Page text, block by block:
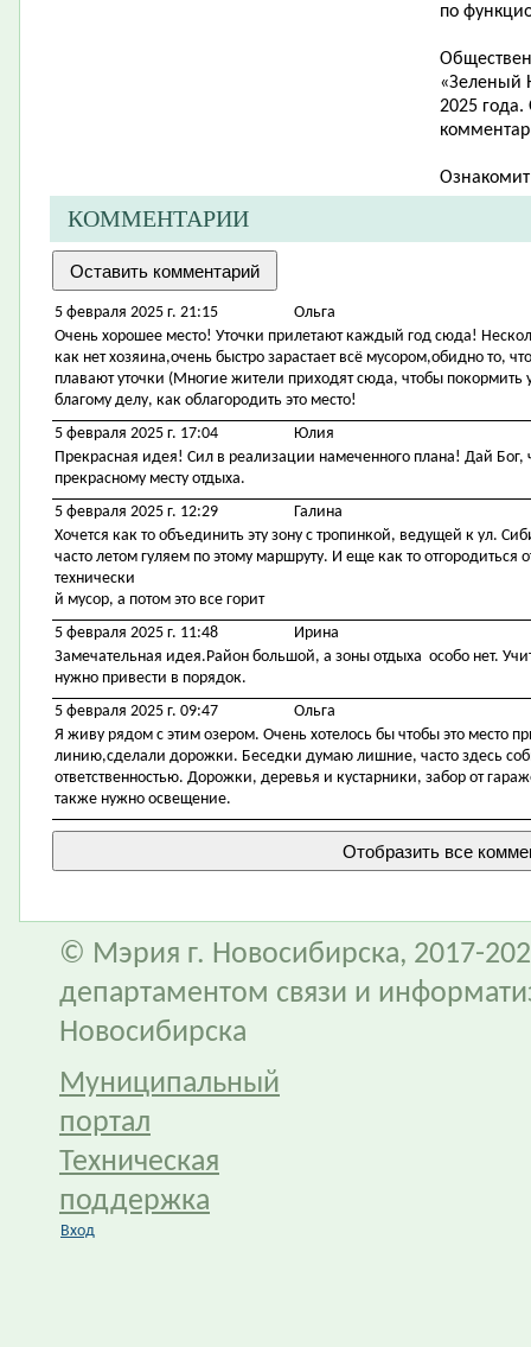
по
«Зеленый
2025
КОММЕНТАРИИ
5 февраля 2025 г. 21:15
Ольга
Очень хорошее место! Уточки прилетают каждый год сюда!
как нет хозяина,очень быстро зарастает всё мусором,обидно то,
плавают уточки (Многие жители приходят сюда, чтобы покормить
благому делу, как облагородить это место!
5 февраля 2025 г. 17:04
Юлия
Прекрасная идея! Сил в реализации намеченного плана! Дай
прекрасному месту отдыха.
5 февраля 2025 г. 12:29
Галина
Хочется как то объединить эту зону с тропинкой, ведущей к ул.
часто летом гуляем по этому маршруту. И еще как то
технически
й мусор, а потом это все горит
5 февраля 2025 г. 11:48
Ирина
Замечательная идея.Район большой, а зоны отдыха особо нет.
нужно привести в порядок.
5 февраля 2025 г. 09:47
Ольга
Я живу рядом с этим озером. Очень хотелось бы чтобы это место
линию,сделали дорожки. Беседки думаю лишние, часто здесь
ответственностью. Дорожки, деревья и кустарники, забор от
также нужно освещение.
© Мэрия г. Новосибирска, 2017-
департаментом связи и
Новосибирска
Муниципальный
портал
Техническая
поддержка
Вход